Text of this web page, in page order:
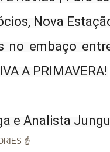
Nova
no embaço
A PRIMAVERA!
e Analista
☝